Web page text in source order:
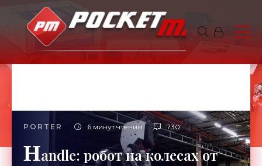
PORTER 6 минут чтения 730
Handle: робот на колесах от